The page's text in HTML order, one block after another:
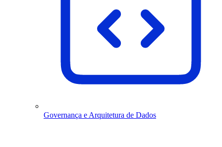
Governança e Arquitetura de Dados